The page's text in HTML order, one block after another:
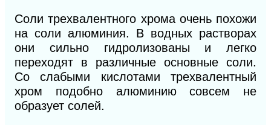
Соли трехвалентного хрома очень похожи
на соли алюминия. В водных растворах
они сильно гидролизованы и легко
переходят в различные основные соли.
Со слабыми кислотами трехвалентный
хром подобно алюминию совсем не
образует солей.